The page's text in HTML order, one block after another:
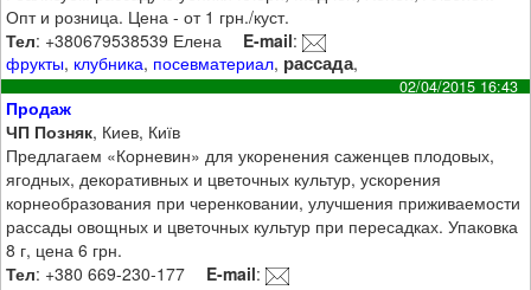
Опт и розница. Цена - от 1 грн./куст.
Тел: +380679538539 Елена E-mail:
фрукты, клубника, посевматериал, рассада,
02/04/2015 16:43
Продаж
ЧП Позняк, Киев, Київ
Предлагаем «Корневин» для укоренения саженцев плодовых,
ягодных, декоративных и цветочных культур, ускорения
корнеобразования при черенковании, улучшения приживаемости
рассады овощных и цветочных культур при пересадках. Упаковка
8 г, цена 6 грн.
Тел: +380 669-230-177 E-mail: